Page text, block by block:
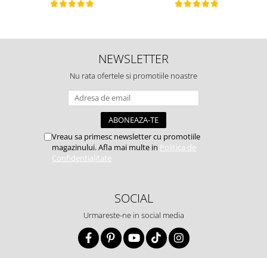
NEWSLETTER
Nu rata ofertele si promotiile noastre
Vreau sa primesc newsletter cu promotiile
magazinului. Afla mai multe in Politica de
Confidentialitate
SOCIAL
Urmareste-ne in social media